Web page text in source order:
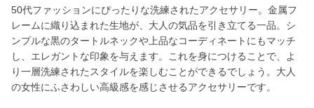
50代ファッションにぴったりな洗練されたアクセサリー。金属フ
レームに織り込まれた生地が、大人の気品を引き立てる一品。シ
ンプルな黒のタートルネックや上品なコーディネートにもマッチ
し、エレガントな印象を与えます。これを身につけることで、よ
り一層洗練されたスタイルを楽しむことができるでしょう。大人
の女性にふさわしい高級感を感じさせるアクセサリーです。